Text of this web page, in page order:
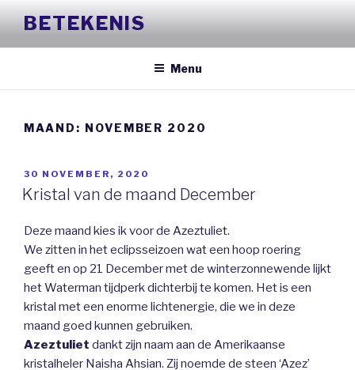
inhoud
BETEKENIS
Menu
MAAND: NOVEMBER 2020
GEPLAATST
OP
30 NOVEMBER, 2020
Kristal van de maand December
Deze maand kies ik voor de Azeztuliet.
We zitten in het eclipsseizoen wat een hoop roering
geeft en op 21 December met de winterzonnewende lijkt
het Waterman tijdperk dichterbij te komen. Het is een
kristal met een enorme lichtenergie, die we in deze
maand goed kunnen gebruiken.
Azeztuliet dankt zijn naam aan de Amerikaanse
kristalheler Naisha Ahsian. Zij noemde de steen ‘Azez’